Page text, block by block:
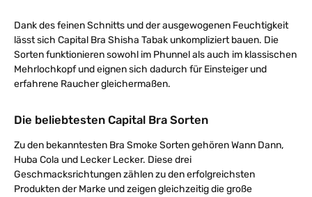
Dank des feinen Schnitts und der ausgewogenen Feuchtigkeit
lässt sich Capital Bra Shisha Tabak unkompliziert bauen. Die
Sorten funktionieren sowohl im Phunnel als auch im klassischen
Mehrlochkopf und eignen sich dadurch für Einsteiger und
erfahrene Raucher gleichermaßen.
Die beliebtesten Capital Bra Sorten
Zu den bekanntesten Bra Smoke Sorten gehören Wann Dann,
Huba Cola und Lecker Lecker. Diese drei
Geschmacksrichtungen zählen zu den erfolgreichsten
Produkten der Marke und zeigen gleichzeitig die große